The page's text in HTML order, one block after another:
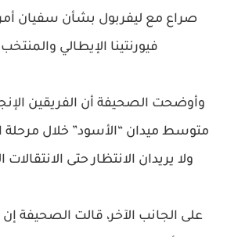
صراع مع ليفربول بشأن سفيان
فيورنتينا الإيطالي
وأوضحت الصحيفة أن الفريقين
متوسط ميدان “الأسود” خلال مرحلة
ولا يريدان الانتظار حتى
على الجانب الآخر، قالت الصحيفة إن